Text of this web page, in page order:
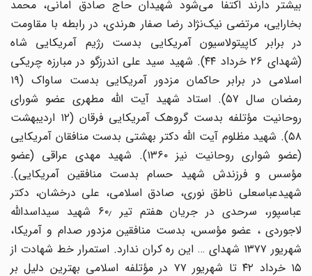
بیشتر دارند اکتفا می‌شود شهیدان حاج صادق امانی، محمد
بخارایی، مرتضی نیک‌نژاد رضا صفار هرندی، در رابطه با مقاومت
در برابر کاپیتولاسیون آمریکایی بدست رژیم آمریکایی شاه
(شهدای ۲۶ خرداد ۴۴). شهید سید علی اندرزگو در مبارزه چریکی
اسلامی در برابر حاکمان مزدور آمریکایی بدست ساواک (۱۹
رمضان سال ۵۷). استاد شهید آیت الله مطهری عضو شورای
روحانیت مؤتلفه بدست گروهک آمریکایی فرقان (۱۲ اردیبهشت
۵۸). شهید مظلوم آیت الله دکتر بهشتی بدست منافقان آمریکایی
(عضو شواری روحانیت نیز ۱۳۶۰). شهید مهدی عراقی (عضو
مؤسس و فرزندش شهید حسام بدست منافقین آمریکایی).
شهیدعباسعلی ناطق نوری، صادق اسلامی، علی درخشان، دکتر
عباسپور، سرحدی در جریان هفتم تیر ۶۰٫ شهید سیداسدالله
لاجوردی ، عضو مؤسس، بدست منافقین مزدور صدام و آمریکا،
شهریور ۱۳۷۷ شهدای … این ره کران ندارد. استمرار خط شهادت از
۱۵ خرداد ۴۲ تا شهریور ۷۷ در مؤتلفه اسلامی بهترین دلیل بر